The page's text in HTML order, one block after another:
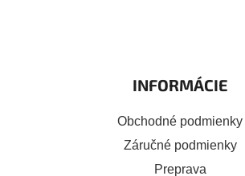
INFORMÁCIE
Obchodné podmienky
Záručné podmienky
Preprava